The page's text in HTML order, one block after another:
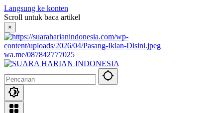
Langsung ke konten
Scroll untuk baca artikel
×
wa.me/087842777025